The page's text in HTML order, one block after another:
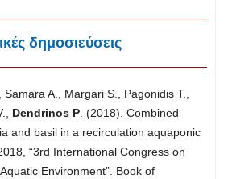
δημοσιεύσεις
Samara A., Margari S., Pagonidis T.,
Dendrinos P. (2018). Combined
and basil in a recirculation aquaponic
“3rd International Congress on
Environment”. Book of